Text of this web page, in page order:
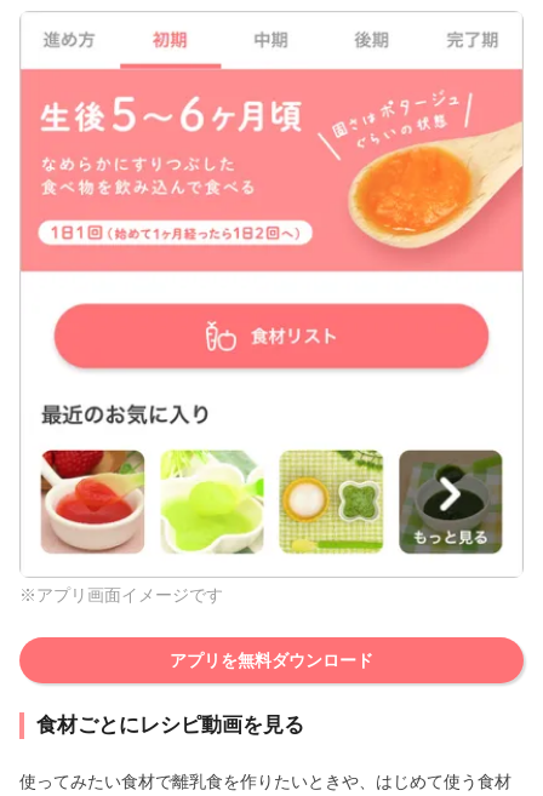
※アプリ画面イメージです
アプリを無料ダウンロード
食材ごとにレシピ動画を見る
使ってみたい食材で離乳食を作りたいときや、はじめて使う食材